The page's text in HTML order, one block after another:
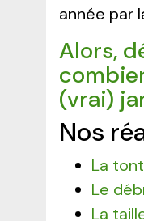
année par
Alors,
(vrai)
Nos
La
Le
La